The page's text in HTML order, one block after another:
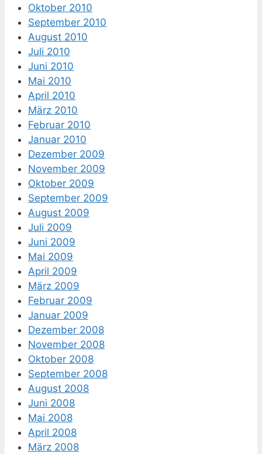
Oktober 2010
September 2010
August 2010
Juli 2010
Juni 2010
Mai 2010
April 2010
März 2010
Februar 2010
Januar 2010
Dezember 2009
November 2009
Oktober 2009
September 2009
August 2009
Juli 2009
Juni 2009
Mai 2009
April 2009
März 2009
Februar 2009
Januar 2009
Dezember 2008
November 2008
Oktober 2008
September 2008
August 2008
Juni 2008
Mai 2008
April 2008
März 2008